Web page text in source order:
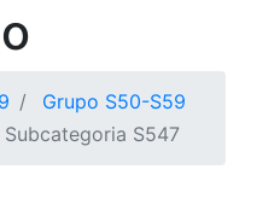
Grupo S50-S59
Subcategoria S547